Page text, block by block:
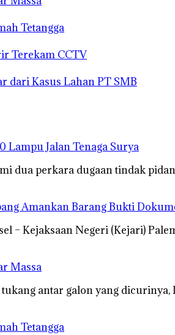
Tetangga
Terekam CCTV
dari Kasus Lahan PT SMB
Lampu Jalan Tenaga Surya
dua perkara dugaan tindak
Amankan Barang Bukti
– Kejaksaan Negeri (Kejari)
Massa
antar galon yang
Tetangga